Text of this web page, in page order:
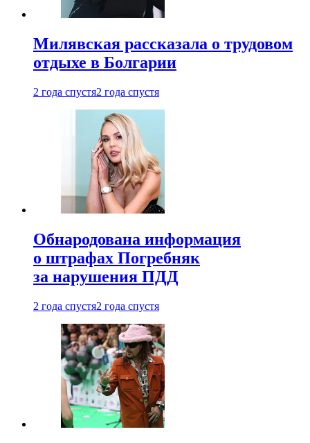
Милявская рассказала о трудовом
отдыхе в Болгарии
2 года спустя2 года спустя
Обнародована информация
о штрафах Погребняк
за нарушения ПДД
2 года спустя2 года спустя